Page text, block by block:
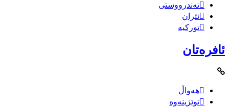
تەندرووستی
ئێران
تورکیە
ئافرەتان
هەواڵ
توێژینەوە